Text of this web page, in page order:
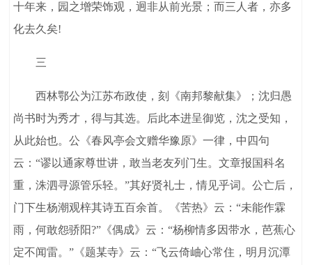
十年来，园之增荣饰观，迥非从前光景；而三人者，亦多
化去久矣!
三
西林鄂公为江苏布政使，刻《南邦黎献集》；沈归愚
尚书时为秀才，得与其选。后此本进呈御览，沈之受知，
从此始也。公《春风亭会文赠华豫原》一律，中四句
云：“谬以通家尊世讲，敢当老友列门生。文章报国科名
重，洙泗寻源管乐轻。”其好贤礼士，情见乎词。公亡后，
门下生杨潮观梓其诗五百余首。《苦热》云：“未能作霖
雨，何敢怨骄阳?”《偶成》云：“杨柳情多因带水，芭蕉心
定不闻雷。”《题某寺》云：“飞云倚岫心常住，明月沉潭